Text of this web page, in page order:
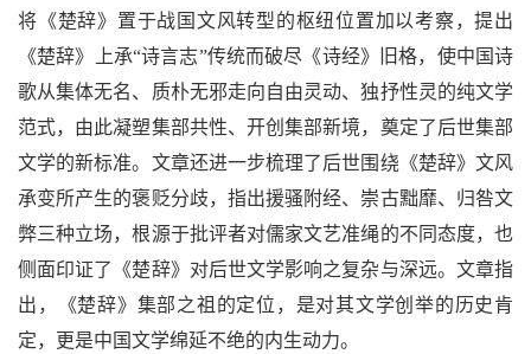
将《楚辞》置于战国文风转型的枢纽位置加以考察，提出
《楚辞》上承“诗言志”传统而破尽《诗经》旧格，使中国诗
歌从集体无名、质朴无邪走向自由灵动、独抒性灵的纯文学
范式，由此凝塑集部共性、开创集部新境，奠定了后世集部
文学的新标准。文章还进一步梳理了后世围绕《楚辞》文风
承变所产生的褒贬分歧，指出援骚附经、崇古黜靡、归咎文
弊三种立场，根源于批评者对儒家文艺准绳的不同态度，也
侧面印证了《楚辞》对后世文学影响之复杂与深远。文章指
出，《楚辞》集部之祖的定位，是对其文学创举的历史肯
定，更是中国文学绵延不绝的内生动力。